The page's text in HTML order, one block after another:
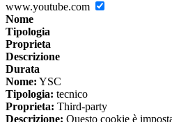
www.youtube.com
Nome
Tipologia
Proprieta
Descrizione
Durata
Nome: YSC
Tipologia: tecnico
Proprieta: Third-party
Descrizione: Questo cookie è